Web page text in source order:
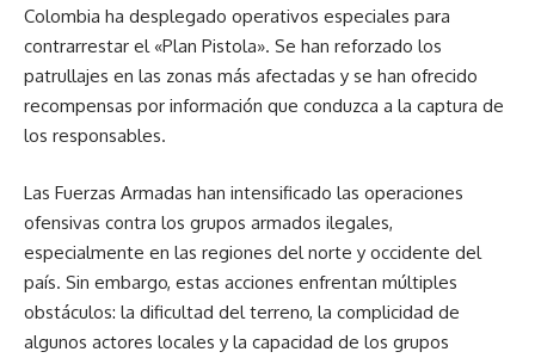
Colombia ha desplegado operativos especiales para
contrarrestar el «Plan Pistola». Se han reforzado los
patrullajes en las zonas más afectadas y se han ofrecido
recompensas por información que conduzca a la captura de
los responsables.
Las Fuerzas Armadas han intensificado las operaciones
ofensivas contra los grupos armados ilegales,
especialmente en las regiones del norte y occidente del
país. Sin embargo, estas acciones enfrentan múltiples
obstáculos: la dificultad del terreno, la complicidad de
algunos actores locales y la capacidad de los grupos